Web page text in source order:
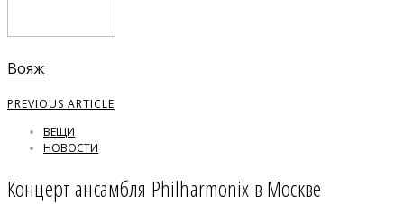
Вояж
PREVIOUS ARTICLE
ВЕЩИ
НОВОСТИ
Концерт ансамбля Philharmonix в Москве